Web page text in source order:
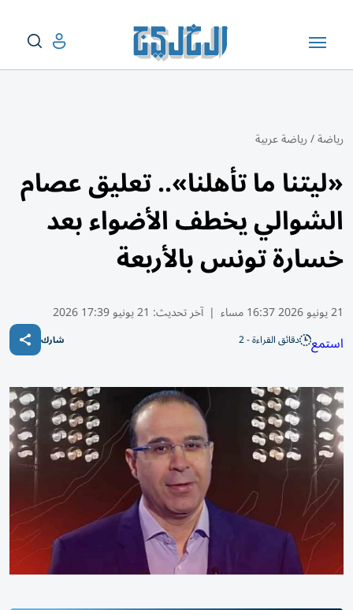
رياضة/رياضة عربية
«ليتنا ما تأهلنا».. تعليق عصام
الشوالي يخطف الأضواء بعد
خسارة تونس بالأربعة
21 يونيو 2026 16:37 مساء | آخر تحديث: 21 يونيو 17:39 2026
استمع دقائق القراءة - 2 شارك